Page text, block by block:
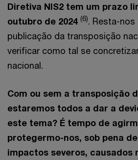
Diretiva NIS2 tem um prazo
outubro de 2024 (6). Resta-nos
publicação da transposição
verificar como tal se
nacional.
Com ou sem a transposição
estaremos todos a dar a
este tema? É tempo de
protegermo-nos, sob pena
impactos severos, causados